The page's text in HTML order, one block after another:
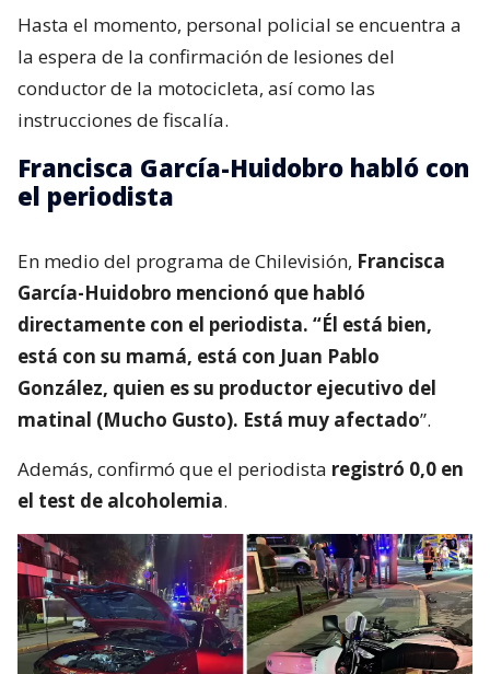
Hasta el momento, personal policial se encuentra a
la espera de la confirmación de lesiones del
conductor de la motocicleta, así como las
instrucciones de fiscalía.
Francisca García-Huidobro habló con
el periodista
En medio del programa de Chilevisión, Francisca
García-Huidobro mencionó que habló
directamente con el periodista. “Él está bien,
está con su mamá, está con Juan Pablo
González, quien es su productor ejecutivo del
matinal (Mucho Gusto). Está muy afectado”.
Además, confirmó que el periodista registró 0,0 en
el test de alcoholemia.